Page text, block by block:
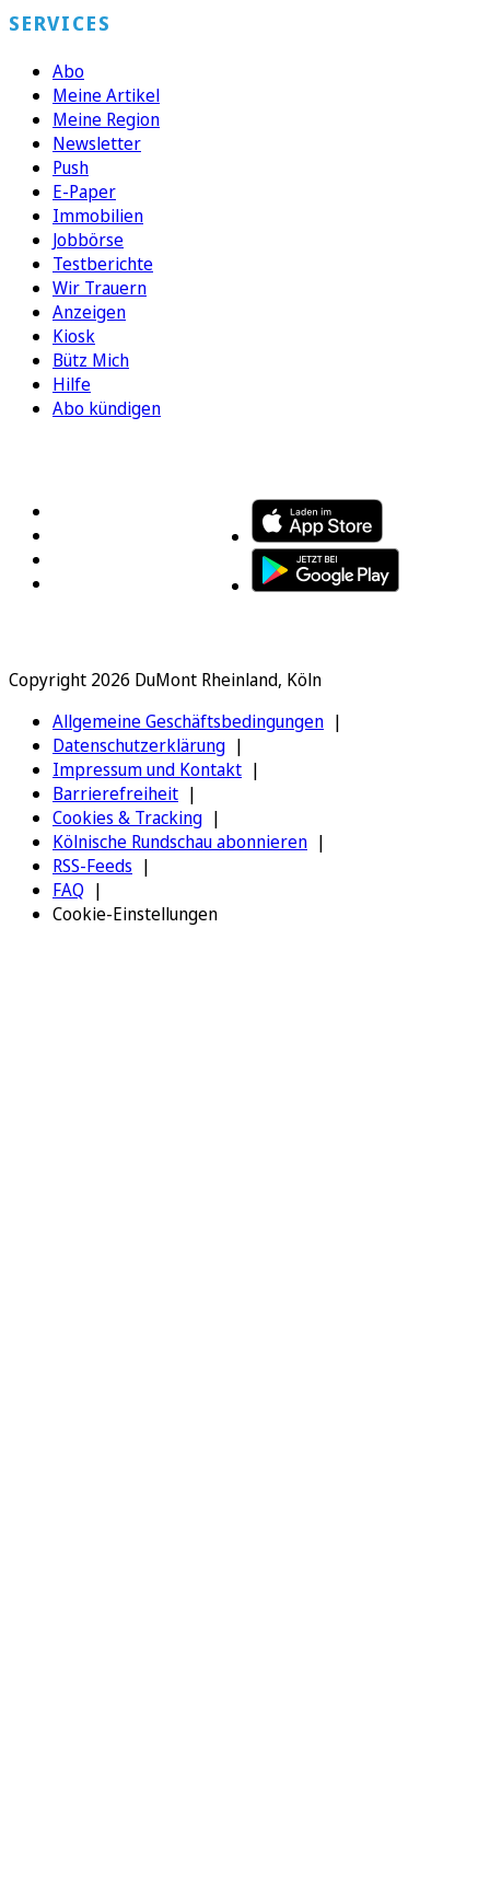
SERVICES
Abo
Meine Artikel
Meine Region
Newsletter
Push
E-Paper
Immobilien
Jobbörse
Testberichte
Wir Trauern
Anzeigen
Kiosk
Bütz Mich
Hilfe
Abo kündigen
Copyright 2026 DuMont Rheinland, Köln
Allgemeine Geschäftsbedingungen
Datenschutzerklärung
Impressum und Kontakt
Barrierefreiheit
Cookies & Tracking
Kölnische Rundschau abonnieren
RSS-Feeds
FAQ
Cookie-Einstellungen